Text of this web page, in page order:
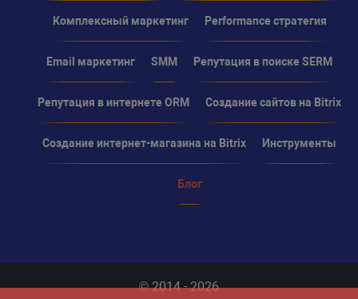
Комплексный маркетинг Performance стратегия
Email маркетинг SMM Репутация в поиске SERM
Репутация в интернете ORM Создание сайтов на Bitrix
Создание интернет-магазина на Bitrix Инструменты
Блог
© 2014 - 2026